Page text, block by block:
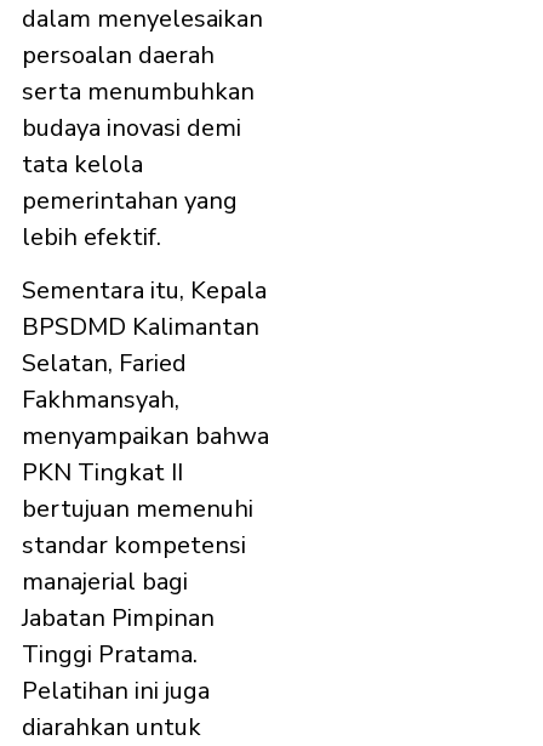
dalam menyelesaikan
persoalan daerah
serta menumbuhkan
budaya inovasi demi
tata kelola
pemerintahan yang
lebih efektif.
Sementara itu, Kepala
BPSDMD Kalimantan
Selatan, Faried
Fakhmansyah,
menyampaikan bahwa
PKN Tingkat II
bertujuan memenuhi
standar kompetensi
manajerial bagi
Jabatan Pimpinan
Tinggi Pratama.
Pelatihan ini juga
diarahkan untuk